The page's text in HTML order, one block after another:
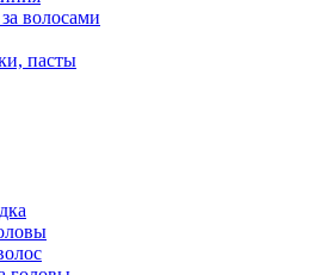
волосами
пасты